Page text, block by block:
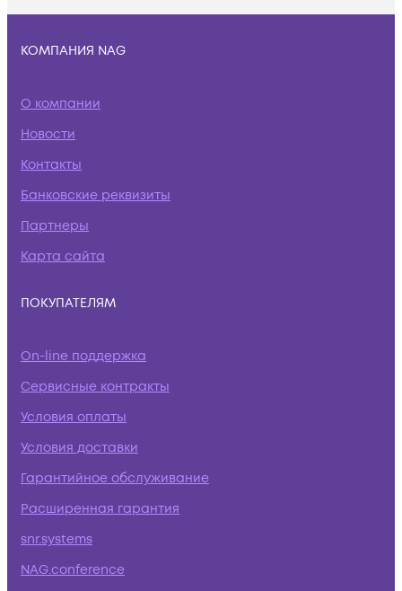
КОМПАНИЯ NAG
О компании
Новости
Контакты
Банковские реквизиты
Партнеры
Карта сайта
ПОКУПАТЕЛЯМ
On-line поддержка
Сервисные контракты
Условия оплаты
Условия доставки
Гарантийное обслуживание
Расширенная гарантия
snr.systems
NAG.conference